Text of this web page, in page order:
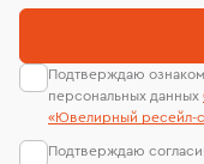
Подтверждаю
персональных данных
«Ювелирный ресейл-
Подтверждаю